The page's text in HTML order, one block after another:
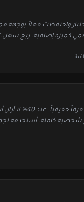
واحتفظت فعلاً بوجهه
كميزة إضافية. ربح سهل."
"شريط الشدة يُحدث
80% يصبح شخصية كاملة.